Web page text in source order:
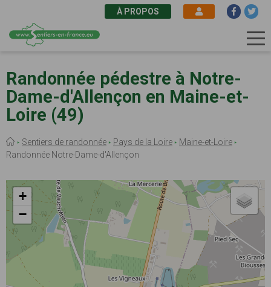
au
contenu
principal
À PROPOS
Randonnée pédestre à Notre-
Dame-d'Allençon en Maine-et-
Loire (49)
Fil
d'Ariane
Sentiers de randonnée Pays de la Loire
Maine-et-Loire
Randonnée Notre-Dame-d'Allençon
+
−